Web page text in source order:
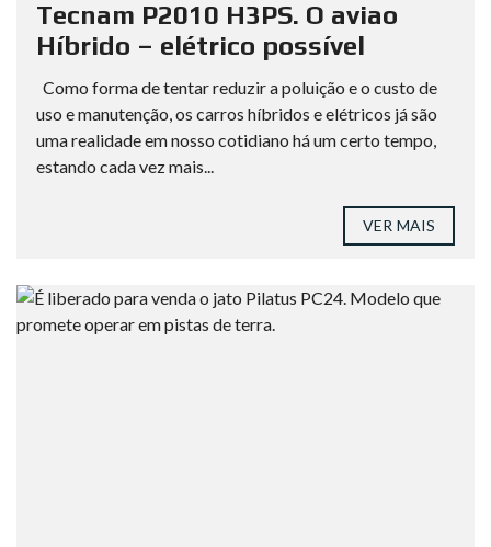
Tecnam P2010 H3PS. O aviao
Híbrido – elétrico possível
Como forma de tentar reduzir a poluição e o custo de
uso e manutenção, os carros híbridos e elétricos já são
uma realidade em nosso cotidiano há um certo tempo,
estando cada vez mais...
VER MAIS